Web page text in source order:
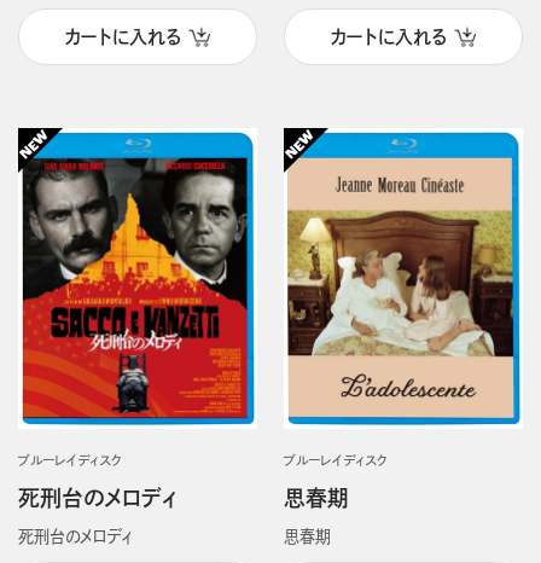
カートに入れる カートに入れる
ブルーレイディスク
死刑台のメロディ
死刑台のメロディ
ブルーレイディスク
思春期
思春期